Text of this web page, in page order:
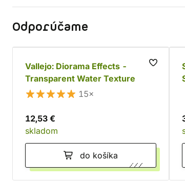
Odporúčame
Vallejo: Diorama Effects -
Transparent Water Texture
15×
12,53 €
skladom
do košíka